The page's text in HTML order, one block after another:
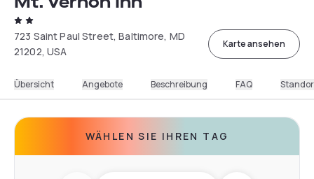
723 Saint Paul Street, Baltimore, MD
21202, USA
Karte ansehen
Übersicht Angebote Beschreibung FAQ
WÄHLEN SIE IHREN TAG